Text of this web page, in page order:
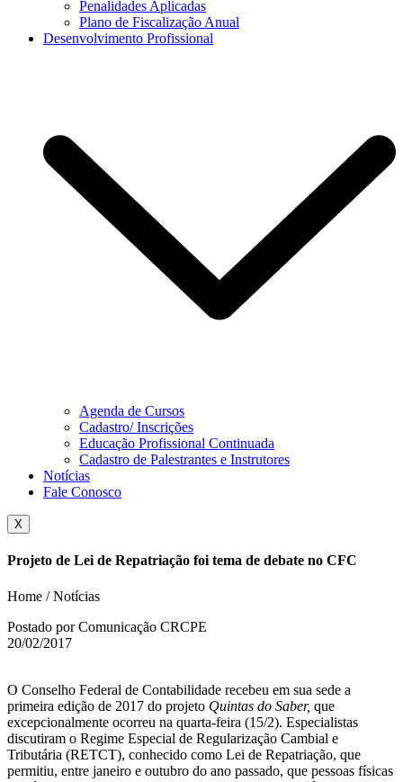
Penalidades Aplicadas
Plano de Fiscalização Anual
Desenvolvimento Profissional
Agenda de Cursos
Cadastro/ Inscrições
Educação Profissional Continuada
Cadastro de Palestrantes e Instrutores
Notícias
Fale Conosco
X
Projeto de Lei de Repatriação foi tema de debate no CFC
Home / Notícias
Postado por Comunicação CRCPE
20/02/2017
O Conselho Federal de Contabilidade recebeu em sua sede a
primeira edição de 2017 do projeto Quintas do Saber, que
excepcionalmente ocorreu na quarta-feira (15/2). Especialistas
discutiram o Regime Especial de Regularização Cambial e
Tributária (RETCT), conhecido como Lei de Repatriação, que
permitiu, entre janeiro e outubro do ano passado, que pessoas físicas